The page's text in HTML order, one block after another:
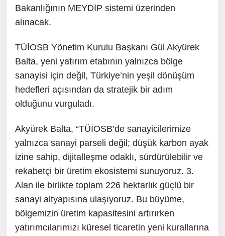
Bakanlığının MEYDİP sistemi üzerinden
alınacak.
TÜİOSB Yönetim Kurulu Başkanı Gül Akyürek
Balta, yeni yatırım etabının yalnızca bölge
sanayisi için değil, Türkiye’nin yeşil dönüşüm
hedefleri açısından da stratejik bir adım
olduğunu vurguladı.
Akyürek Balta, “TÜİOSB’de sanayicilerimize
yalnızca sanayi parseli değil; düşük karbon ayak
izine sahip, dijitalleşme odaklı, sürdürülebilir ve
rekabetçi bir üretim ekosistemi sunuyoruz. 3.
Alan ile birlikte toplam 226 hektarlık güçlü bir
sanayi altyapısına ulaşıyoruz. Bu büyüme,
bölgemizin üretim kapasitesini artırırken
yatırımcılarımızı küresel ticaretin yeni kurallarına